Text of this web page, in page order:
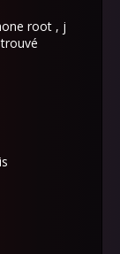
root , j